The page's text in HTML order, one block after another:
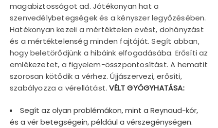
magabiztosságot ad. Jótékonyan hat a
szenvedélybetegségek és a kényszer legyőzésében.
Hatékonyan kezeli a mértéktelen evést, dohányzást
és a mértéktelenség minden fajtáját. Segít abban,
hogy beletörődjünk a hibáink elfogadásába. Erősíti az
emlékezetet, a figyelem-összpontosítást. A hematit
szorosan kötődik a vérhez. Újjászervezi, erősíti,
szabályozza a vérellátást.VÉLT GYÓGYHATÁSA:
Segít az olyan problémákon, mint a Reynaud-kór,
és a vér betegségein, például a vérszegénységen.